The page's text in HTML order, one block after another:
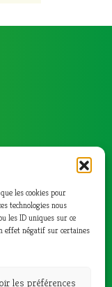
les cookies pour
technologies nous
les ID uniques sur ce
effet négatif sur certaines
les préférences